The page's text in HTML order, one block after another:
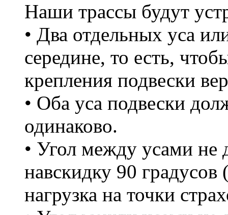
Наши трассы будут
• Два отдельных уса
середине, то есть,
крепления подвески
• Оба уса подвески
одинаково.
• Угол между усами не
навскидку 90 градусов
нагрузка на точки